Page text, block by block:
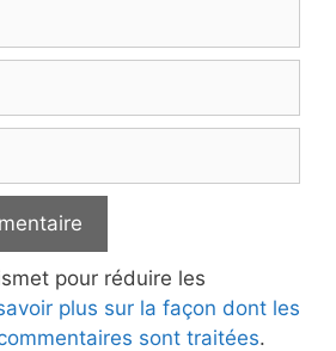
pour réduire les
plus sur la façon dont les
sont traitées.